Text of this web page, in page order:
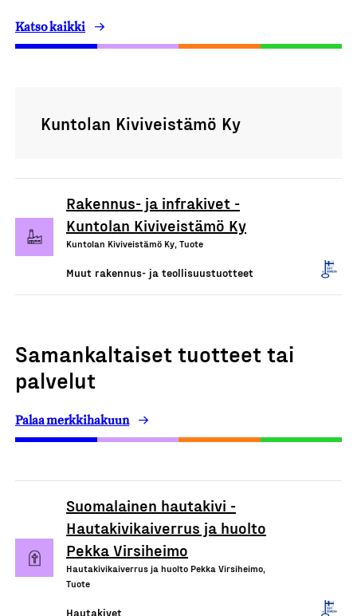
Katso kaikki
Kuntolan Kiviveistämö Ky
Rakennus- ja infrakivet -
Kuntolan Kiviveistämö Ky
Kuntolan Kiviveistämö Ky, Tuote
Muut rakennus- ja teollisuustuotteet
Samankaltaiset tuotteet tai
palvelut
Palaa merkkihakuun
Suomalainen hautakivi -
Hautakivikaiverrus ja huolto
Pekka Virsiheimo
Hautakivikaiverrus ja huolto Pekka Virsiheimo,
Tuote
Hautakivet